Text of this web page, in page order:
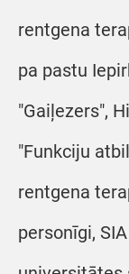
rentgena
pa pastu
"Gaiļezers",
"Funkciju
rentgena
personīgi,